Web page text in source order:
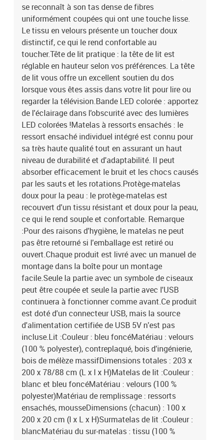
IP65Avec symbole de coupe à ciseauxLa livraison contient :1 x
cadre de lit1 x tête de lit2 x matelas1 x surmatelas2 x bande à LED
se reconnaît à son tas dense de fibres
uniformément coupées qui ont une touche lisse.
Le tissu en velours présente un toucher doux
distinctif, ce qui le rend confortable au
toucher.Tête de lit pratique : la tête de lit est
réglable en hauteur selon vos préférences. La tête
de lit vous offre un excellent soutien du dos
lorsque vous êtes assis dans votre lit pour lire ou
regarder la télévision.Bande LED colorée : apportez
de l'éclairage dans l'obscurité avec des lumières
LED colorées !Matelas à ressorts ensachés : le
ressort ensaché individuel intégré est connu pour
sa très haute qualité tout en assurant un haut
niveau de durabilité et d'adaptabilité. Il peut
absorber efficacement le bruit et les chocs causés
par les sauts et les rotations.Protège-matelas
doux pour la peau : le protège-matelas est
recouvert d'un tissu résistant et doux pour la peau,
ce qui le rend souple et confortable. Remarque
:Pour des raisons d'hygiène, le matelas ne peut
pas être retourné si l'emballage est retiré ou
ouvert.Chaque produit est livré avec un manuel de
montage dans la boîte pour un montage
facile.Seule la partie avec un symbole de ciseaux
peut être coupée et seule la partie avec l'USB
continuera à fonctionner comme avant.Ce produit
est doté d'un connecteur USB, mais la source
d'alimentation certifiée de USB 5V n'est pas
incluse.Lit :Couleur : bleu foncéMatériau : velours
(100 % polyester), contreplaqué, bois d'ingénierie,
bois de mélèze massifDimensions totales : 203 x
200 x 78/88 cm (L x l x H)Matelas de lit :Couleur :
blanc et bleu foncéMatériau : velours (100 %
polyester)Matériau de remplissage : ressorts
ensachés, mousseDimensions (chacun) : 100 x
200 x 20 cm (l x L x H)Surmatelas de lit :Couleur :
blancMatériau du sur-matelas : tissu (100 %